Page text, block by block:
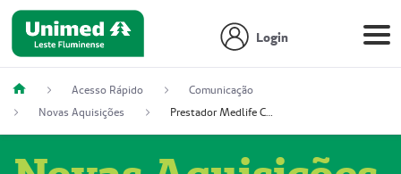
Login
Acesso Rápido
Comunicação
Novas Aquisições
Prestador Medlife Consultas e Diagnósticos (51004334-2)